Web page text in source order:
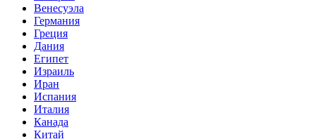
Венесуэла
Германия
Греция
Дания
Египет
Израиль
Иран
Испания
Италия
Канада
Китай